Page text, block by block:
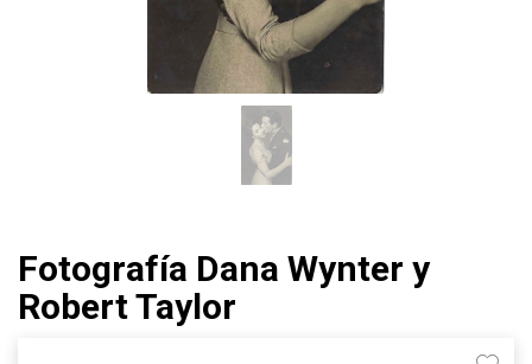
Fotografía Dana Wynter y
Robert Taylor